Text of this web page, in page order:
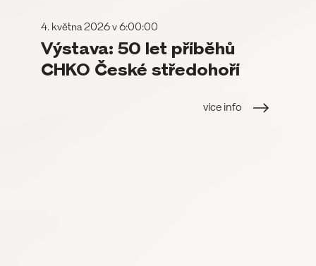
4. května 2026 v 6:00:00
Výstava: 50 let příběhů
CHKO České středohoří
více info